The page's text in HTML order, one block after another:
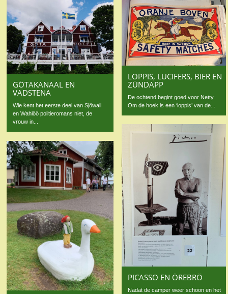
LOPPIS, LUCIFERS, BIER EN
ZÜNDAPP
De ochtend begint goed voor Netty.
Om de hoek is een ‘loppis’ van de...
GÖTAKANAAL EN
VADSTENA
Wie kent het eerste deel van Sjöwall
en Wahlöö politieromans niet, de
vrouw in...
PICASSO EN ÖREBRÖ
Nadat de camper weer schoon en het